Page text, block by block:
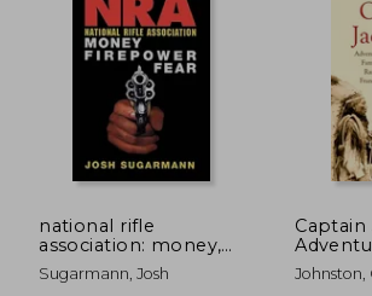
50%
dcto. $ 1.511
national rifle
association: money,
firepower & fear (en
Inglés)
Sugarmann, Josh
Captain
Coffee
Leader
Johnston,